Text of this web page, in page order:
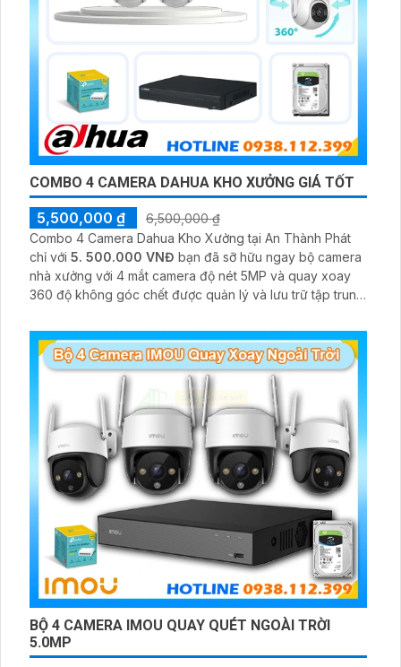
COMBO 4 CAMERA DAHUA KHO XƯỞNG GIÁ TỐT
5,500,000 ₫
6,500,000 ₫
Combo 4 Camera Dahua Kho Xưởng tại An Thành Phát
chỉ với 5. 500.000 VNĐ bạn đã sỡ hữu ngay bộ camera
nhà xưởng với 4 mắt camera độ nét 5MP và quay xoay
360 độ không góc chết được quản lý và lưu trữ tập trung
BỘ 4 CAMERA IMOU QUAY QUÉT NGOÀI TRỜI
5.0MP